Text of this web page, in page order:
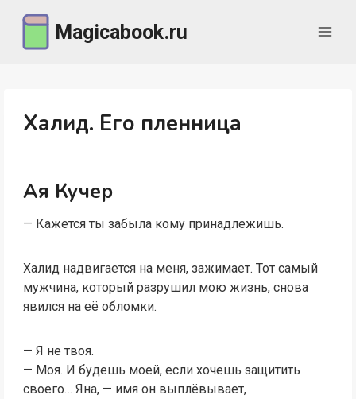
содержимому
Magicabook.ru
Халид. Его пленница
Ая Кучер
— Кажется ты забыла кому принадлежишь.
Халид надвигается на меня, зажимает. Тот самый
мужчина, который разрушил мою жизнь, снова
явился на её обломки.
— Я не твоя.
— Моя. И будешь моей, если хочешь защитить
своего… Яна, — имя он выплёвывает,